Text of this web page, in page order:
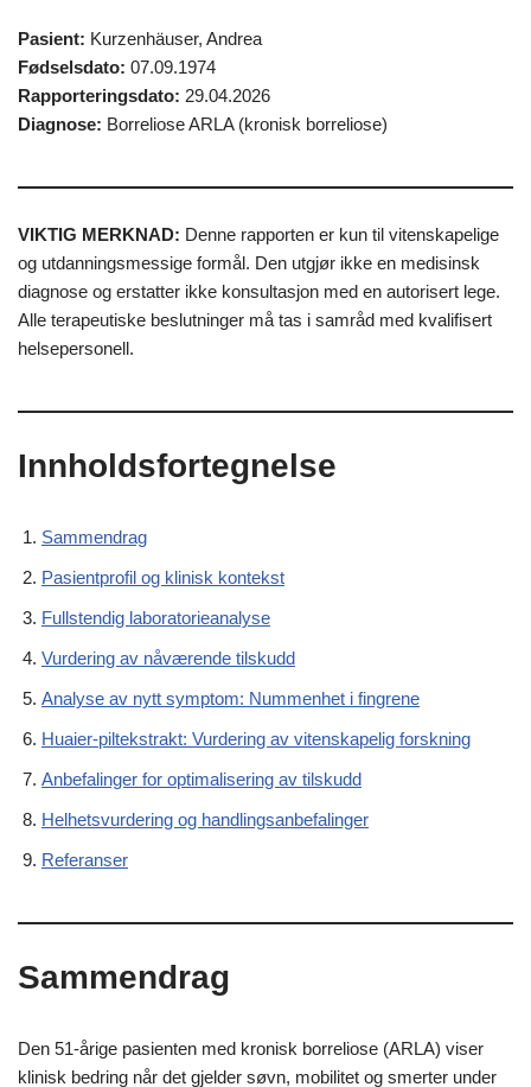
Pasient: Kurzenhäuser, Andrea
Fødselsdato: 07.09.1974
Rapporteringsdato: 29.04.2026
Diagnose: Borreliose ARLA (kronisk borreliose)
VIKTIG MERKNAD: Denne rapporten er kun til vitenskapelige
og utdanningsmessige formål. Den utgjør ikke en medisinsk
diagnose og erstatter ikke konsultasjon med en autorisert lege.
Alle terapeutiske beslutninger må tas i samråd med kvalifisert
helsepersonell.
Innholdsfortegnelse
Sammendrag
Pasientprofil og klinisk kontekst
Fullstendig laboratorieanalyse
Vurdering av nåværende tilskudd
Analyse av nytt symptom: Nummenhet i fingrene
Huaier-piltekstrakt: Vurdering av vitenskapelig forskning
Anbefalinger for optimalisering av tilskudd
Helhetsvurdering og handlingsanbefalinger
Referanser
Sammendrag
Den 51-årige pasienten med kronisk borreliose (ARLA) viser
klinisk bedring når det gjelder søvn, mobilitet og smerter under